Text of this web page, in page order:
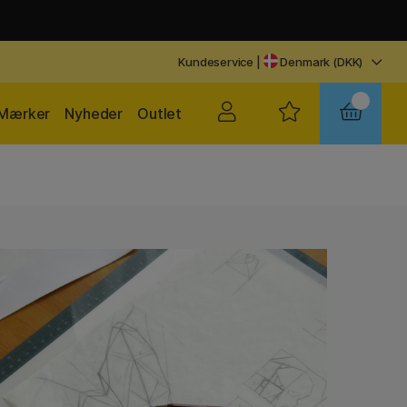
Kundeservice Denmark (DKK)
Outlet
Nyheder